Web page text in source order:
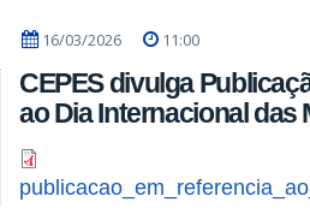
16/03/2026 11:00
CEPES divulga
ao Dia Internacional das